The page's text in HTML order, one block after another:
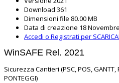
Download 361
Dimensioni file 80.00 MB
Data di creazione 18
Accedi o Registrati per
WinSAFE Rel. 2021
Sicurezza Cantieri (PSC, POS, GANTT,
PONTEGGI)